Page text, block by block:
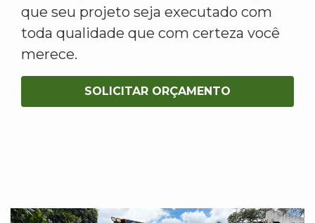
que seu projeto seja executado com
toda qualidade que com certeza você
merece.
SOLICITAR ORÇAMENTO